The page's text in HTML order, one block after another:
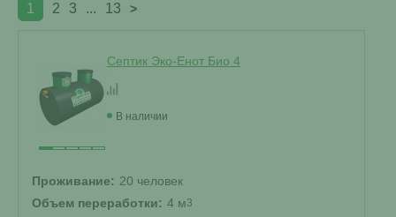
1 2 3 ... 13 >
Септик Эко-Енот Био 4
В наличии
Проживание: 20 человек
Объем переработки: 4 м3